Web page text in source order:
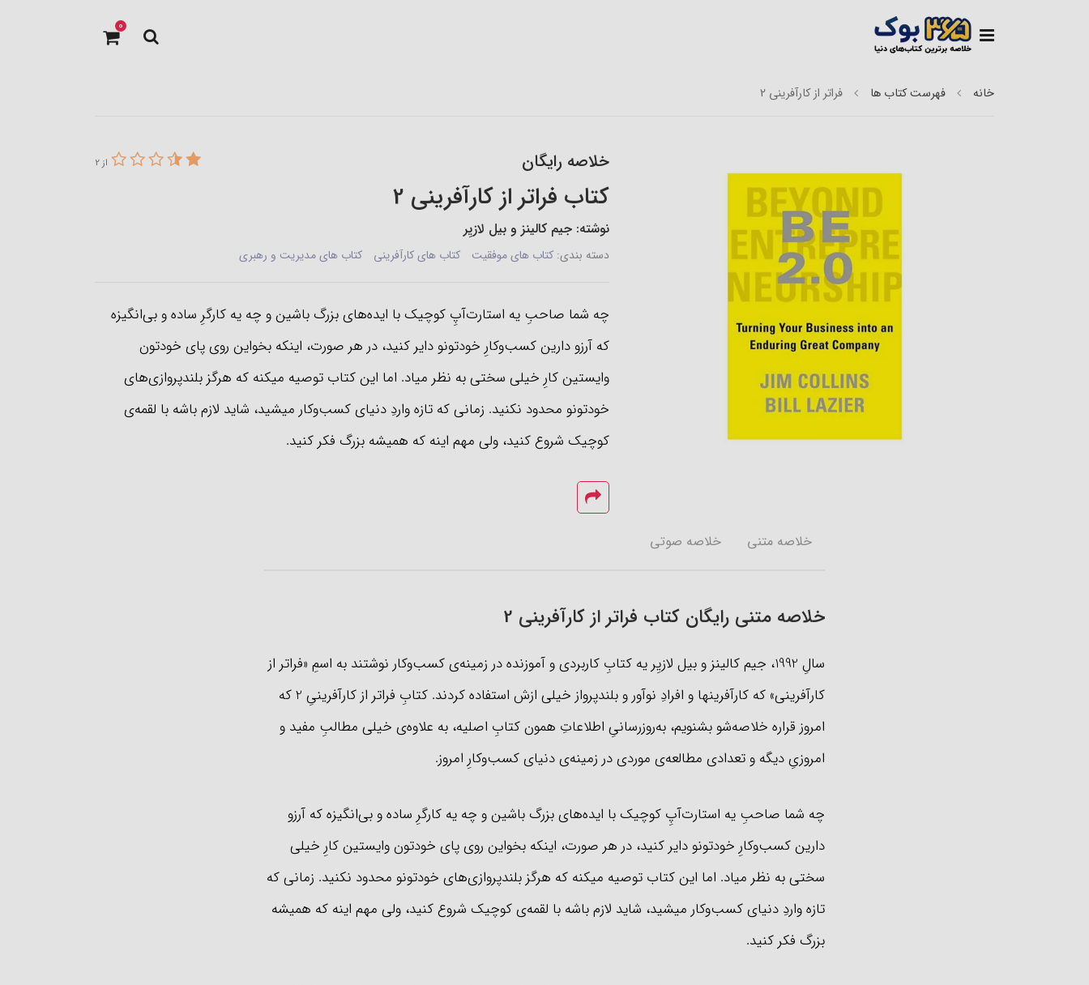
0
خانه فهرست کتاب ها فراتر از کارآفرینی 2
خلاصه رایگان از 2
کتاب فراتر از کارآفرینی 2
نوشته: جیم کالینز و بیل لازیِر
دسته بندی: کتاب های موفقیت کتاب های کارآفرینی کتاب های مدیریت و رهبری
چه شما صاحبِ یه استارت‌آپِ کوچیک با ایده‌های بزرگ باشین و چه یه کارگرِ ساده و بی‌انگیزه
که آرزو دارین کسب‌وکارِ خودتونو دایر کنید، در هر صورت، اینکه بخواین روی پای خودتون
وایستین کارِ خیلی سختی به نظر میاد. اما این کتاب توصیه میکنه که هرگز بلندپروازی‌های
خودتونو محدود نکنید. زمانی که تازه واردِ دنیای کسب‌وکار میشید، شاید لازم باشه با لقمه‌ی
کوچیک شروع کنید، ولی مهم اینه که همیشه بزرگ فکر کنید.
خلاصه متنی خلاصه صوتی
خلاصه متنی رایگان کتاب فراتر از کارآفرینی 2
سالِ 1992، جیم کالینز و بیل لازیِر یه کتاب‌ِ کاربردی و آموزنده در زمینه‌ی کسب‌وکار نوشتند به اسمِ «فراتر از
کارآفرینی» که کارآفرینها و افرادِ نوآور و بلندپرواز خیلی ازش استفاده کردند. کتابِ فراتر از کارآفرینیِ 2 که
امروز قراره خلاصه‌شو بشنویم، به‌روزرسانیِ اطلاعاتِ همون کتابِ اصلیه، به علاوه‌ی خیلی مطالبِ مفید و
امروزیِ دیگه و تعدادی مطالعه‌ی موردی در زمینه‌ی دنیای کسب‌وکارِ امروز.
چه شما صاحبِ یه استارت‌آپِ کوچیک با ایده‌های بزرگ باشین و چه یه کارگرِ ساده و بی‌انگیزه که آرزو
دارین کسب‌وکارِ خودتونو دایر کنید، در هر صورت، اینکه بخواین روی پای خودتون وایستین کارِ خیلی
سختی به نظر میاد. اما این کتاب توصیه میکنه که هرگز بلندپروازی‌های خودتونو محدود نکنید. زمانی که
تازه واردِ دنیای کسب‌وکار میشید، شاید لازم باشه با لقمه‌ی کوچیک شروع کنید، ولی مهم اینه که همیشه
بزرگ فکر کنید.